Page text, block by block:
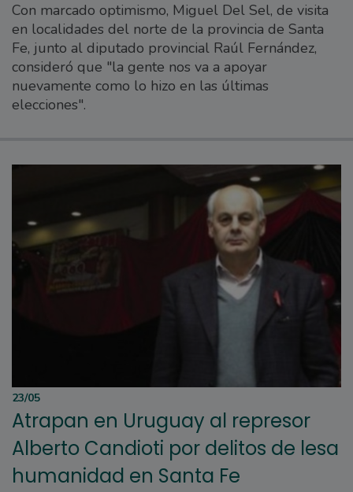
Con marcado optimismo, Miguel Del Sel, de visita
en localidades del norte de la provincia de Santa
Fe, junto al diputado provincial Raúl Fernández,
consideró que "la gente nos va a apoyar
nuevamente como lo hizo en las últimas
elecciones".
23/05
Atrapan en Uruguay al represor
Alberto Candioti por delitos de lesa
humanidad en Santa Fe